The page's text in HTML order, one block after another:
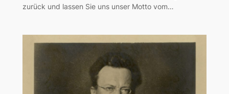
zurück und lassen Sie uns unser Motto vom…